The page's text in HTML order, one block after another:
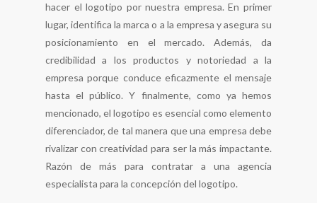
hacer el logotipo por nuestra empresa. En primer
lugar, identifica la marca o a la empresa y asegura su
posicionamiento en el mercado. Además, da
credibilidad a los productos y notoriedad a la
empresa porque conduce eficazmente el mensaje
hasta el público. Y finalmente, como ya hemos
mencionado, el logotipo es esencial como elemento
diferenciador, de tal manera que una empresa debe
rivalizar con creatividad para ser la más impactante.
Razón de más para contratar a una agencia
especialista para la concepción del logotipo.